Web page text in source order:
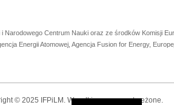
Centrum Nauki oraz ze środków Komisji
Energii Atomowej, Agencja Fusion for Energy,
© 2025 IFPiLM. Wszelkie prawa zastrzeżone.